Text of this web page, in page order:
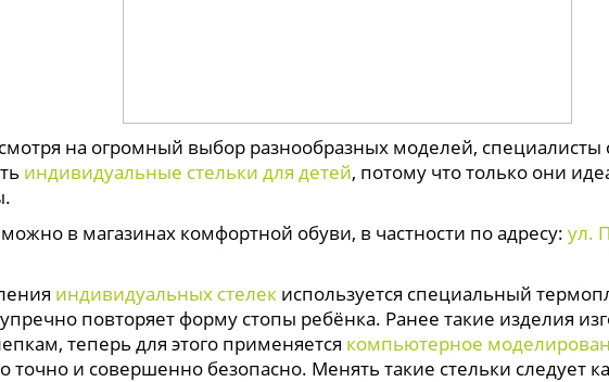
на огромный выбор разнообразных моделей, специалисты
индивидуальные стельки для детей, потому что только они
можно в магазинах комфортной обуви, в частности по адресу: ул.
индивидуальных стелекиспользуется специальный
повторяет форму стопы ребёнка. Ранее такие изделия
теперь для этого применяется компьютерное
точно и совершенно безопасно. Менять такие стельки следует